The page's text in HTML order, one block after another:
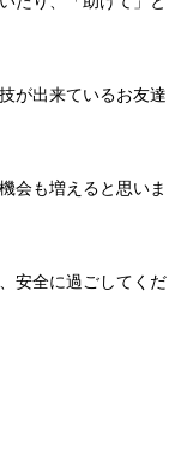
が出来ているお友達
会も増えると思いま
安全に過ごしてくだ